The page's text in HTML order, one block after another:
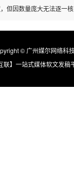
但因数量庞大无法逐一
© 广州媒尔网络科
联】一站式媒体软文发